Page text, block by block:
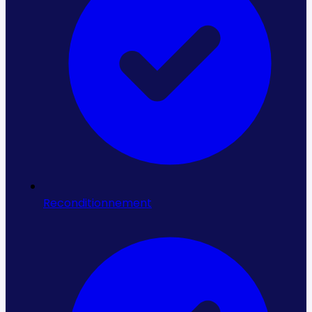
complémentaires avant d'acheter.
Comparer le coût réel, pas seulement le prix
À matériel équivalent, l'occasion reconditionnée
revient 30 à 70 % moins cher que le neuf. Raisonnez
en coût complet : prix d'achat, garantie, livraison,
installation et surtout disponibilité immédiate,
souvent décisive face aux délais du neuf.
Sécuriser garantie, livraison et SAV
La plupart des équipements sont garantis (durée
indiquée sur l'annonce : 6 à 24 mois selon le type de
Reconditionnement